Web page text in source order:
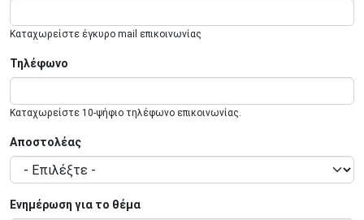
Καταχωρείστε έγκυρο mail επικοινωνίας
Τηλέφωνο
Καταχωρείστε 10-ψήφιο τηλέφωνο επικοινωνίας.
Αποστολέας
Ενημέρωση για το θέμα